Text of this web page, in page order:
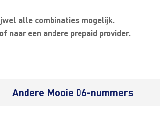
alle combinaties mogelijk.
naar een andere prepaid provider.
Andere Mooie 06-nummers